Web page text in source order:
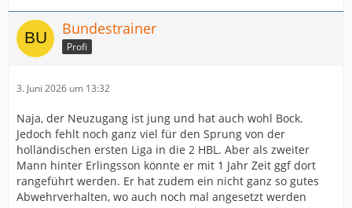
Bundestrainer
Profi
3. Juni 2026 um 13:32
Naja, der Neuzugang ist jung und hat auch wohl Bock.
Jedoch fehlt noch ganz viel für den Sprung von der
holländischen ersten Liga in die 2 HBL. Aber als zweiter
Mann hinter Erlingsson könnte er mit 1 Jahr Zeit ggf dort
rangeführt werden. Er hat zudem ein nicht ganz so gutes
Abwehrverhalten, wo auch noch mal angesetzt werden